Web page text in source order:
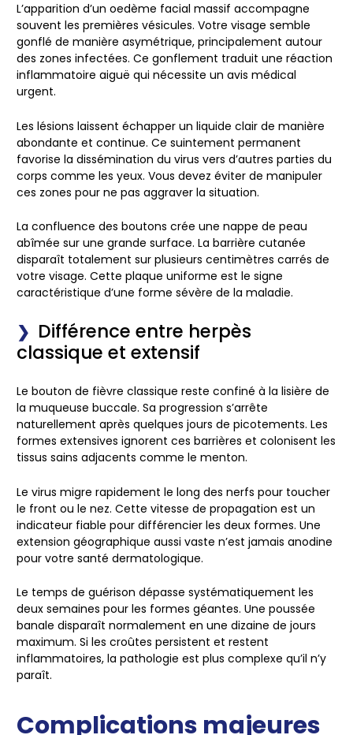
L’apparition d’un oedème facial massif accompagne
souvent les premières vésicules. Votre visage semble
gonflé de manière asymétrique, principalement autour
des zones infectées. Ce gonflement traduit une réaction
inflammatoire aiguë qui nécessite un avis médical
urgent.
Les lésions laissent échapper un liquide clair de manière
abondante et continue. Ce suintement permanent
favorise la dissémination du virus vers d’autres parties du
corps comme les yeux. Vous devez éviter de manipuler
ces zones pour ne pas aggraver la situation.
La confluence des boutons crée une nappe de peau
abîmée sur une grande surface. La barrière cutanée
disparaît totalement sur plusieurs centimètres carrés de
votre visage. Cette plaque uniforme est le signe
caractéristique d’une forme sévère de la maladie.
Différence entre herpès
classique et extensif
Le bouton de fièvre classique reste confiné à la lisière de
la muqueuse buccale. Sa progression s’arrête
naturellement après quelques jours de picotements. Les
formes extensives ignorent ces barrières et colonisent les
tissus sains adjacents comme le menton.
Le virus migre rapidement le long des nerfs pour toucher
le front ou le nez. Cette vitesse de propagation est un
indicateur fiable pour différencier les deux formes. Une
extension géographique aussi vaste n’est jamais anodine
pour votre santé dermatologique.
Le temps de guérison dépasse systématiquement les
deux semaines pour les formes géantes. Une poussée
banale disparaît normalement en une dizaine de jours
maximum. Si les croûtes persistent et restent
inflammatoires, la pathologie est plus complexe qu’il n’y
paraît.
Complications majeures